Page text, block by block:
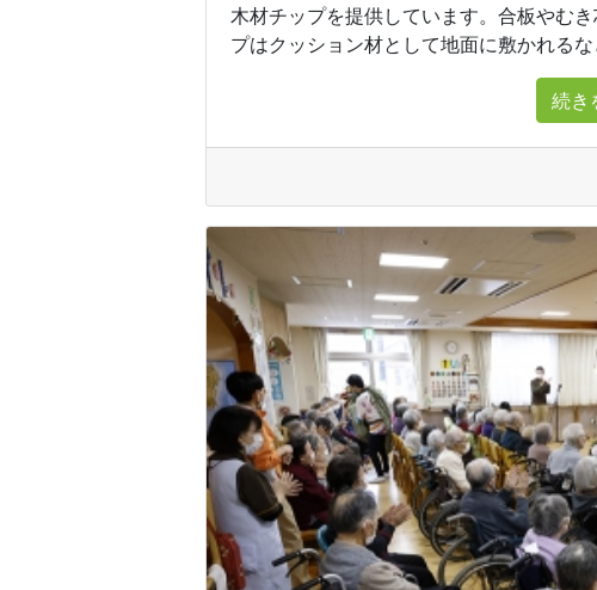
木材チップを提供しています。合板やむ
プはクッション材として地面に敷かれるな
続き